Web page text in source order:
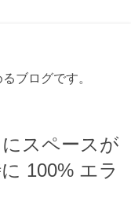
ブログです。
スペースが
100% エラ